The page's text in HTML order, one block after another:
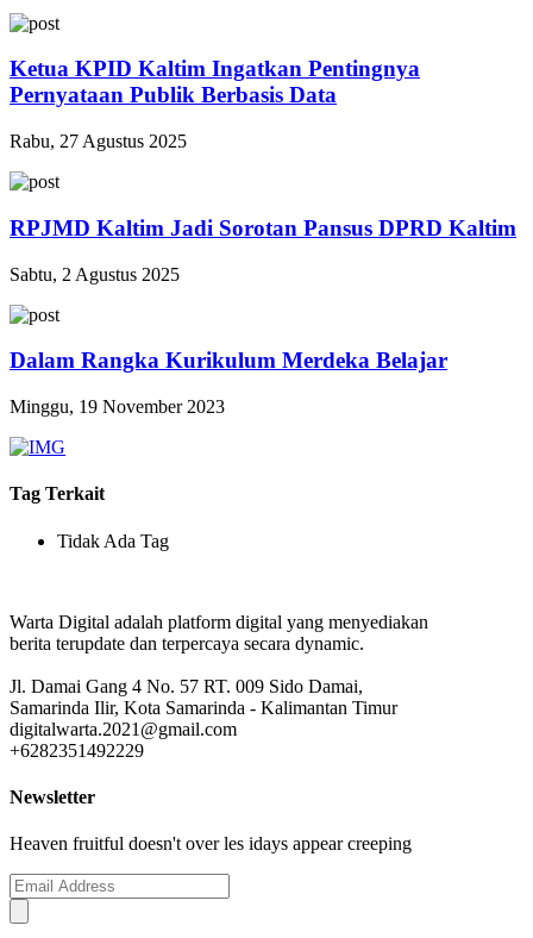
Ketua KPID Kaltim Ingatkan Pentingnya
Pernyataan Publik Berbasis Data
Rabu, 27 Agustus 2025
RPJMD Kaltim Jadi Sorotan Pansus DPRD Kaltim
Sabtu, 2 Agustus 2025
Dalam Rangka Kurikulum Merdeka Belajar
Minggu, 19 November 2023
Tag Terkait
Tidak Ada Tag
Warta Digital adalah platform digital yang menyediakan
berita terupdate dan terpercaya secara dynamic.
Jl. Damai Gang 4 No. 57 RT. 009 Sido Damai,
Samarinda Ilir, Kota Samarinda - Kalimantan Timur
digitalwarta.2021@gmail.com
+6282351492229
Newsletter
Heaven fruitful doesn't over les idays appear creeping